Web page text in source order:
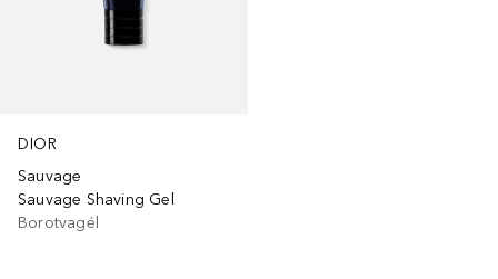
DIOR
Sauvage
Sauvage Shaving Gel
Borotvagél